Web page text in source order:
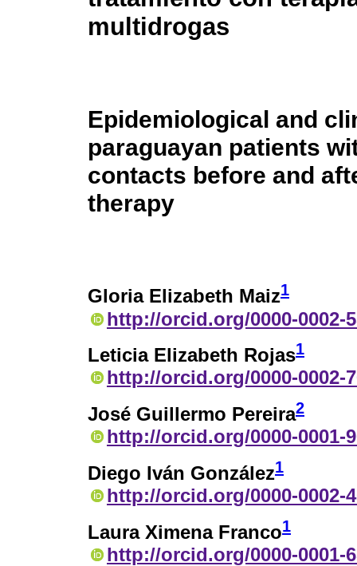
multidrogas
Epidemiological and
paraguayan patients
contacts before and
therapy
Gloria Elizabeth Maiz1
http://orcid.org/0000-0002-
Leticia Elizabeth Rojas1
http://orcid.org/0000-0002-
José Guillermo Pereira2
http://orcid.org/0000-0001-
Diego Iván González1
http://orcid.org/0000-0002-
Laura Ximena Franco1
http://orcid.org/0000-0001-